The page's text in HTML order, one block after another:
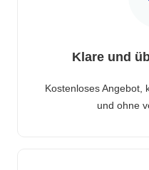
Klare und
Kostenloses Angebot,
und ohne